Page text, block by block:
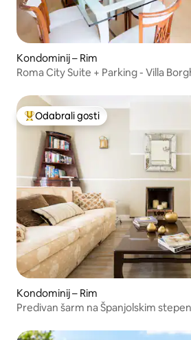
Kondominij – Rim
Roma City Suite + Parking - Villa
Među najviše rangiranima s oznakom
Odabrali gosti
Kondominij – Rim
Predivan šarm na Španjolskim